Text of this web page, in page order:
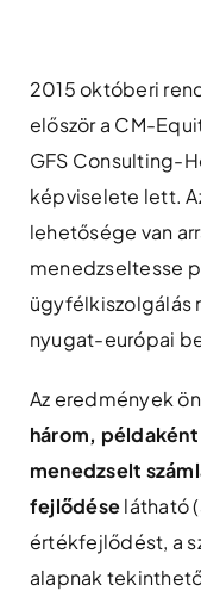
content
2015 októberi
először a CM-
GFS Consulting-
képviselete lett.
lehetősége van
menedzseltesse
ügyfélkiszolgálás
nyugat-európai
Az eredmények
három,
menedzselt
fejlődéselátható
értékfejlődést, a
alapnak